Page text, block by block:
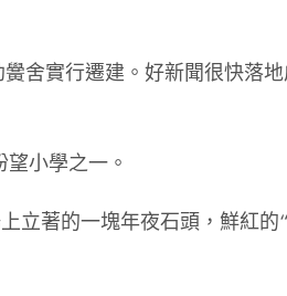
舍實行遷建。好新聞很快落
小學之一。
著的一塊年夜石頭，鮮紅